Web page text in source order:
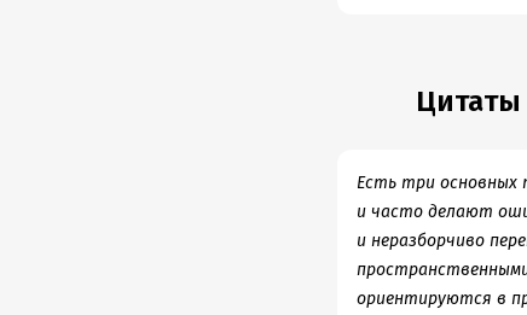
Цитаты
Есть три основных
и часто делают
и неразборчиво
ориентируются в